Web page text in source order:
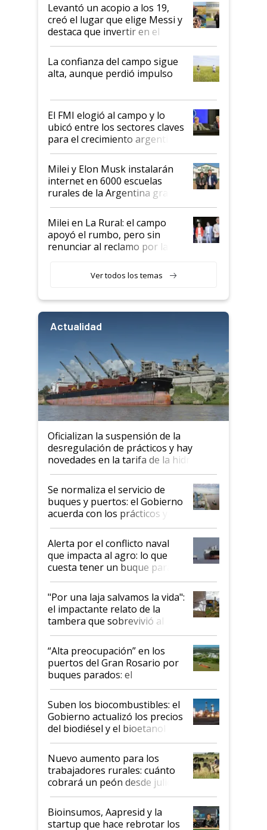
Levantó un acopio a los 19,
creó el lugar que elige Messi y
destaca que invertir en el
kirchnerismo era como "darle
plata a un hijo para droga":
Juan Félix Rossetti, el libertario
que de una dura crisis salió
de Milei
La confianza del campo sigue
alta, aunque perdió impulso
El FMI elogió al campo y lo
ubicó entre los sectores claves
para el crecimiento argentino
Milei y Elon Musk instalarán
internet en 6000 escuelas
rurales de la Argentina gracias
a un acuerdo con Starlink
Milei en La Rural: el campo
apoyó el rumbo, pero sin
renunciar al reclamo por las
Ver todos los temas
Actualidad
Oficializan la suspensión de la
desregulación de prácticos y hay
novedades en la tarifa de la hidrovía
Se normaliza el servicio de
buques y puertos: el Gobierno
acuerda con los prácticos y
suspende el decreto de
desregulación
Alerta por el conflicto naval
que impacta al agro: lo que
cuesta tener un buque parado
y el peligro de que Argentina
pase a ser "país sucio"
"Por una laja salvamos la vida":
el impactante relato de la
tambera que sobrevivió al
tornado
“Alta preocupación” en los
puertos del Gran Rosario por
buques parados: el
funcionamiento de las
exportadoras en tensión tras
la medida de fuerza de los
prácticos
Suben los biocombustibles: el
Gobierno actualizó los precios
del biodiésel y el bioetanol
Nuevo aumento para los
trabajadores rurales: cuánto
cobrará un peón desde julio
Bioinsumos, Aapresid y la
startup que hace rebrotar los